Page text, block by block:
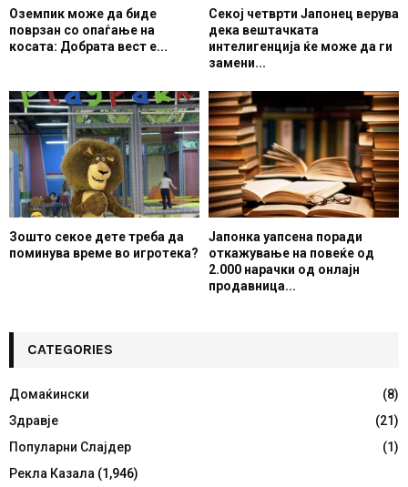
Оземпик може да биде
поврзан со опаѓање на
косата: Добрата вест е...
Секој четврти Јапонец верува
дека вештачката
интелигенција ќе може да ги
замени...
Зошто секое дете треба да
поминува време во игротека?
Јапонка уапсена поради
откажување на повеќе од
2.000 нарачки од онлајн
продавница...
CATEGORIES
Домаќински
(8)
Здравје
(21)
Популарни Слајдер
(1)
Рекла Казала (1,946)